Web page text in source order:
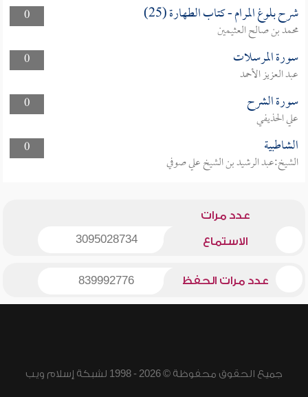
0
شرح بلوغ المرام - كتاب الطهارة (25)
محمد بن صالح العثيمين
0
سورة المرسلات
عبد العزيز الأحمد
0
سورة الشرح
علي الحذيفي
0
الشاطبية
الشيخ:عبد الرشيد بن الشيخ علي صوفي
عدد مرات
الاستماع 3095028734
عدد مرات الحفظ 839992776
جميع الحقوق محفوظة © 2026 - 1998 لشبكة إسلام ويب